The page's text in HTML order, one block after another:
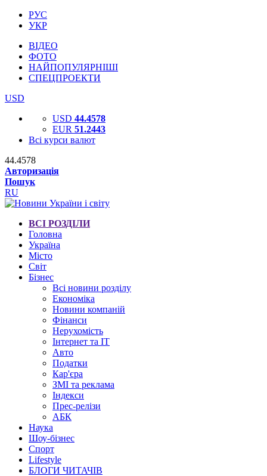
РУС
УКР
ВІДЕО
ФОТО
НАЙПОПУЛЯРНІШІ
СПЕЦПРОЕКТИ
USD
USD 44.4578
EUR 51.2443
Всі курси валют
44.4578
Авторизація
Пошук
RU
ВСІ РОЗДІЛИ
Головна
Україна
Місто
Світ
Бізнес
Всі новини розділу
Економіка
Новини компаній
Фінанси
Нерухомість
Інтернет та IT
Авто
Податки
Кар'єра
ЗМІ та реклама
Індекси
Прес-релізи
АБК
Наука
Шоу-бізнес
Спорт
Lifestyle
БЛОГИ ЧИТАЧІВ